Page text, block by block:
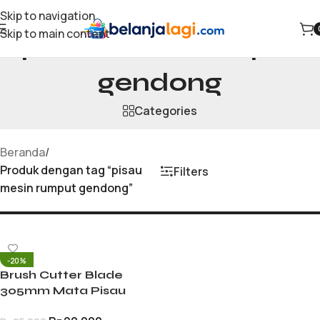
Skip to navigation
Skip to main content
pisau mesin rumput
gendong
Categories
Beranda/
Produk dengan tag “pisau
mesin rumput gendong”
Filters
-20%
Brush Cutter Blade
305mm Mata Pisau